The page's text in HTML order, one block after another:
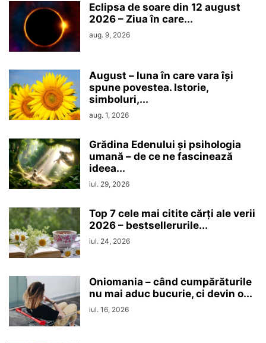
Eclipsa de soare din 12 august
2026 – Ziua în care...
aug. 9, 2026
August – luna în care vara își
spune povestea. Istorie,
simboluri,...
aug. 1, 2026
Grădina Edenului și psihologia
umană – de ce ne fascinează
ideea...
iul. 29, 2026
Top 7 cele mai citite cărți ale verii
2026 – bestsellerurile...
iul. 24, 2026
Oniomania – când cumpărăturile
nu mai aduc bucurie, ci devin o...
iul. 16, 2026